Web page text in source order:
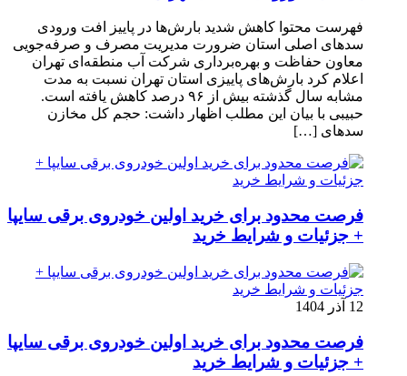
فهرست محتوا کاهش شدید بارش‌ها در پاییز افت ورودی
سدهای اصلی استان ضرورت مدیریت مصرف و صرفه‌جویی
معاون حفاظت و بهره‌برداری شرکت آب منطقه‌ای تهران
اعلام کرد بارش‌های پاییزی استان تهران نسبت به مدت
مشابه سال گذشته بیش از ۹۶ درصد کاهش یافته است.
حبیبی با بیان این مطلب اظهار داشت: حجم کل مخازن
سدهای […]
فرصت محدود برای خرید اولین خودروی برقی سایپا
+ جزئیات و شرایط خرید
12 آذر 1404
فرصت محدود برای خرید اولین خودروی برقی سایپا
+ جزئیات و شرایط خرید